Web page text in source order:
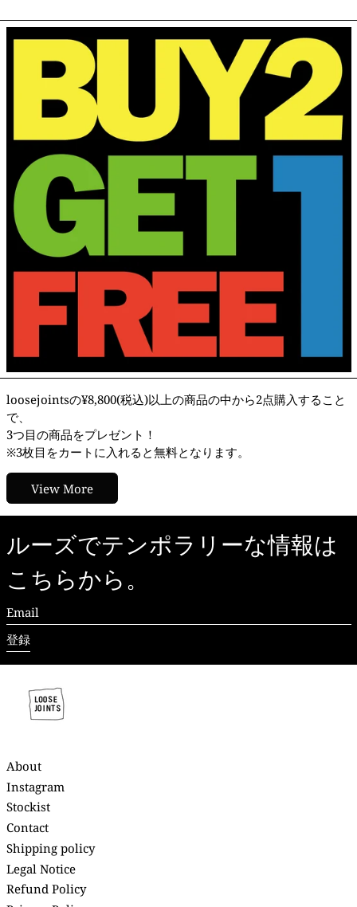
loosejointsの¥8,800(税込)以上の商品の中から2点購入すること
で、
3つ目の商品をプレゼント！
※3枚目をカートに入れると無料となります。
View More
ルーズでテンポラリーな情報は
こちらから。
Email
登録
About
Instagram
Stockist
Contact
Shipping policy
Legal Notice
Refund Policy